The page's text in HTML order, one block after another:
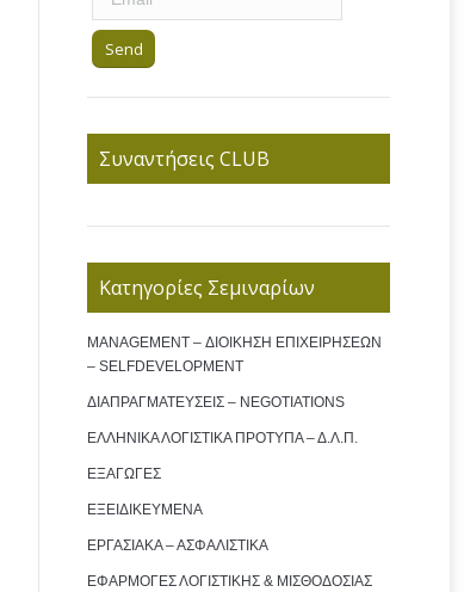
Συναντήσεις CLUB
Κατηγορίες Σεμιναρίων
MANAGEMENT – ΔΙΟΙΚΗΣΗ ΕΠΙΧΕΙΡΗΣΕΩΝ
– SELFDEVELOPMENT
ΔΙΑΠΡΑΓΜΑΤΕΥΣΕΙΣ – NEGOTIATIONS
ΕΛΛΗΝΙΚΑ ΛΟΓΙΣΤΙΚΑ ΠΡΟΤΥΠΑ – Δ.Λ.Π.
ΕΞΑΓΩΓΕΣ
ΕΞΕΙΔΙΚΕΥΜΕΝΑ
ΕΡΓΑΣΙΑΚΑ – ΑΣΦΑΛΙΣΤΙΚΑ
ΕΦΑΡΜΟΓΕΣ ΛΟΓΙΣΤΙΚΗΣ & ΜΙΣΘΟΔΟΣΙΑΣ